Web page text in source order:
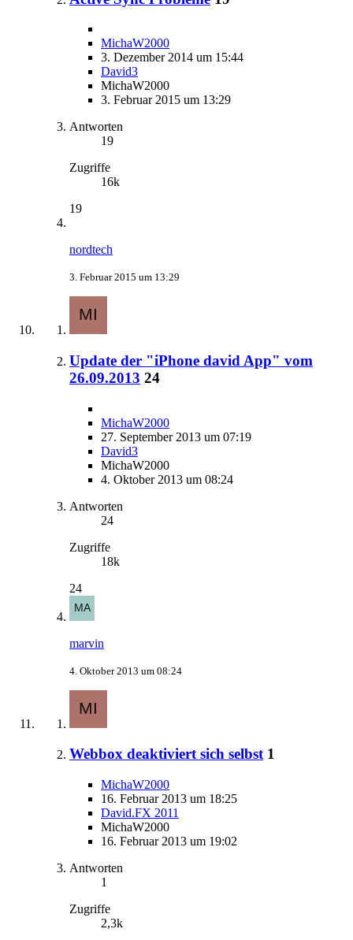
MichaW2000
3. Dezember 2014 um 15:44
David3
MichaW2000
3. Februar 2015 um 13:29
Antworten
19
Zugriffe
16k
19
nordtech
3. Februar 2015 um 13:29
Update der "iPhone david App" vom
26.09.2013 24
MichaW2000
27. September 2013 um 07:19
David3
MichaW2000
4. Oktober 2013 um 08:24
Antworten
24
Zugriffe
18k
24
marvin
4. Oktober 2013 um 08:24
Webbox deaktiviert sich selbst 1
MichaW2000
16. Februar 2013 um 18:25
David.FX 2011
MichaW2000
16. Februar 2013 um 19:02
Antworten
1
Zugriffe
2,3k